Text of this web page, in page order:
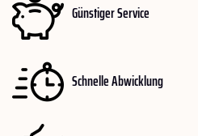
Günstiger Service
Schnelle Abwicklung